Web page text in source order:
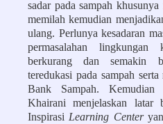
sadar pada sampah
memilah kemudian
ulang. Perlunya kesadaran
permasalahan lingkungan
berkurang dan semakin
teredukasi pada sampah
Bank Sampah.Kemudian
Khairani menjelaskan latar
Inspirasi Learning Center